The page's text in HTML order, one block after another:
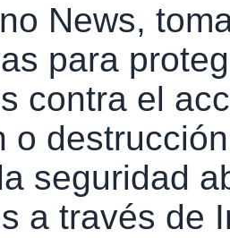
News,
para
contra el
o
seguridad
a través de